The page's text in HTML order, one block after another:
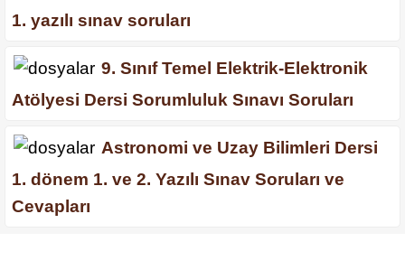
1. yazılı sınav soruları
9. Sınıf Temel Elektrik-Elektronik
Atölyesi Dersi Sorumluluk Sınavı Soruları
Astronomi ve Uzay Bilimleri Dersi
1. dönem 1. ve 2. Yazılı Sınav Soruları ve
Cevapları